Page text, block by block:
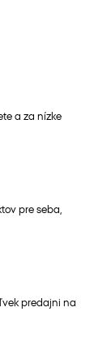
a za nízke
pre seba,
predajni na